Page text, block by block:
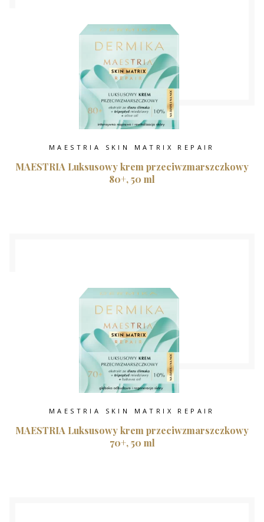
MAESTRIA SKIN MATRIX REPAIR
MAESTRIA Luksusowy krem przeciwzmarszczkowy
80+, 50 ml
MAESTRIA SKIN MATRIX REPAIR
MAESTRIA Luksusowy krem przeciwzmarszczkowy
70+, 50 ml